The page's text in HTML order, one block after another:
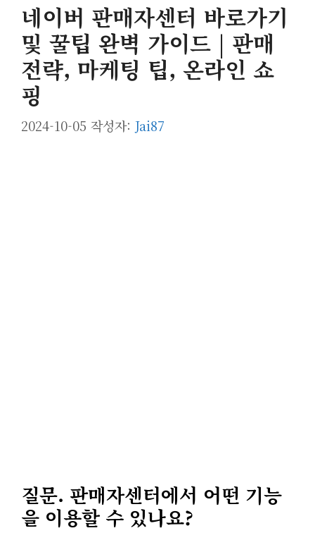
네이버 판매자센터 바로가기
및 꿀팁 완벽 가이드 | 판매
전략, 마케팅 팁, 온라인 쇼
핑
2024-10-05 작성자: Jai87
질문. 판매자센터에서 어떤 기능
을 이용할 수 있나요?